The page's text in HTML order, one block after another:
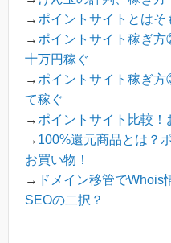
→ ポイントサイトとはそ
→ ポイントサイト稼ぎ
十万円稼ぐ
→ ポイントサイト稼ぎ
て稼ぐ
→ ポイントサイト比較
→ 100%還元商品とは？
お買い物！
→ ドメイン移管でWhois
SEOの二択？